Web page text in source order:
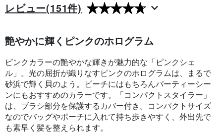
レビュー(151件)
艶やかに輝くピンクのホログラム
ピンクカラーの艶やかな輝きが魅力的な「ピンクシェ
ル」。光の屈折が織りなすピンクのホログラムは、まるで
砂浜で輝く貝のよう。ビーチにはもちろんパーティーシー
ンにもおすすめのカラーです。「コンパクトスタイラー」
は、ブラシ部分を保護するカバー付き。コンパクトサイズ
なのでバッグやポーチに入れて持ち歩きやすく、外出先で
も素早く髪を整えられます。